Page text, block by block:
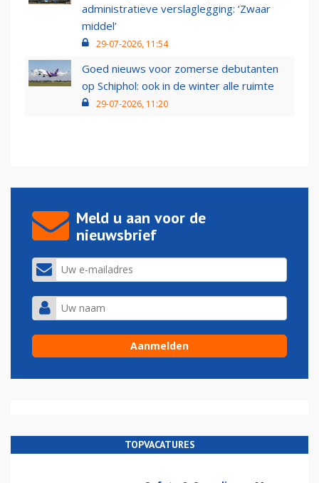
administratieve verslaglegging: ‘Zwaar
middel’
29-07-2026, 11:54
Goed nieuws voor zomerse debutanten
op Schiphol: ook in de winter alle ruimte
29-07-2026, 11:20
Meld u aan voor de
nieuwsbrief
TOPVACATURES